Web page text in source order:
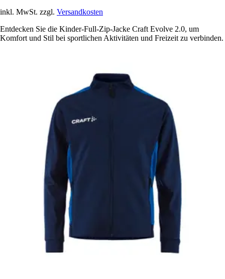
inkl. MwSt. zzgl. Versandkosten
Entdecken Sie die Kinder-Full-Zip-Jacke Craft Evolve 2.0, um
Komfort und Stil bei sportlichen Aktivitäten und Freizeit zu verbinden.